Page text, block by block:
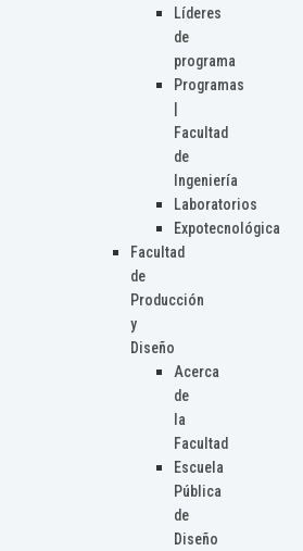
Líderes
de
programa
Programas
Facultad
de
Ingeniería
Laboratorios
Expotecnológica
Facultad
de
Producción
y
Diseño
Acerca
de
la
Facultad
Escuela
Pública
de
Diseño